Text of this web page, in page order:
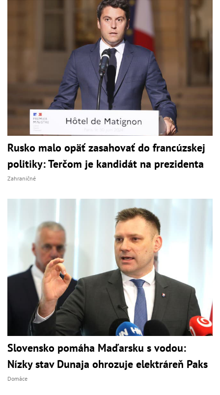
Rusko malo opäť zasahovať do francúzskej
politiky: Terčom je kandidát na prezidenta
Zahraničné
Slovensko pomáha Maďarsku s vodou:
Nízky stav Dunaja ohrozuje elektráreň Paks
Domáce